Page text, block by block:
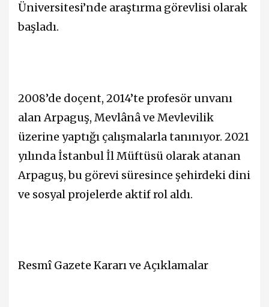
Üniversitesi’nde araştırma görevlisi olarak
başladı.
2008’de doçent, 2014’te profesör unvanı
alan Arpaguş, Mevlânâ ve Mevlevilik
üzerine yaptığı çalışmalarla tanınıyor. 2021
yılında İstanbul İl Müftüsü olarak atanan
Arpaguş, bu görevi süresince şehirdeki dini
ve sosyal projelerde aktif rol aldı.
Resmî Gazete Kararı ve Açıklamalar